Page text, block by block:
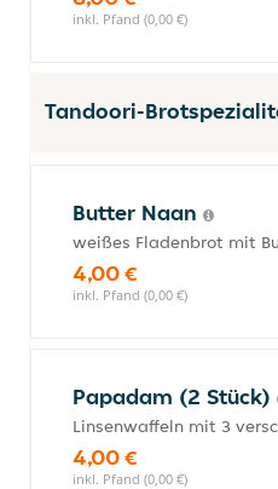
inkl. Pfand (0,00 €)
Tandoori-
Butter Naan
weißes Fladenbrot mit
4,00 €
inkl. Pfand (0,00 €)
Papadam (2 Stück)
Linsenwaffeln mit 3
4,00 €
inkl. Pfand (0,00 €)